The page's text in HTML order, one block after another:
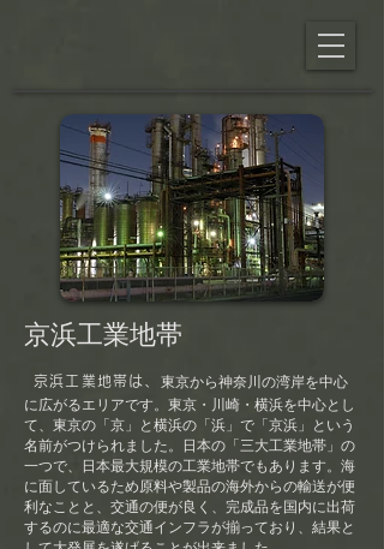
京浜工業地帯
京浜工業地帯は
東京から神奈川の湾岸を中心
に広がるエリアです。東京・川崎・横浜を中心とし
て、東京の「京」と横浜の「浜」で「京浜」という
名前がつけられました。
日本の「三大工業地帯」の
一つで、日本最大規模の工業地帯でもあります。海
に面しているため原料や製品の海外からの輸送が便
利なことと、交通の便が良く、完成品を国内に出荷
するのに最適な交通インフラが揃っており、結果と